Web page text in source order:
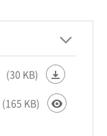
(30 KB)
(165 KB)